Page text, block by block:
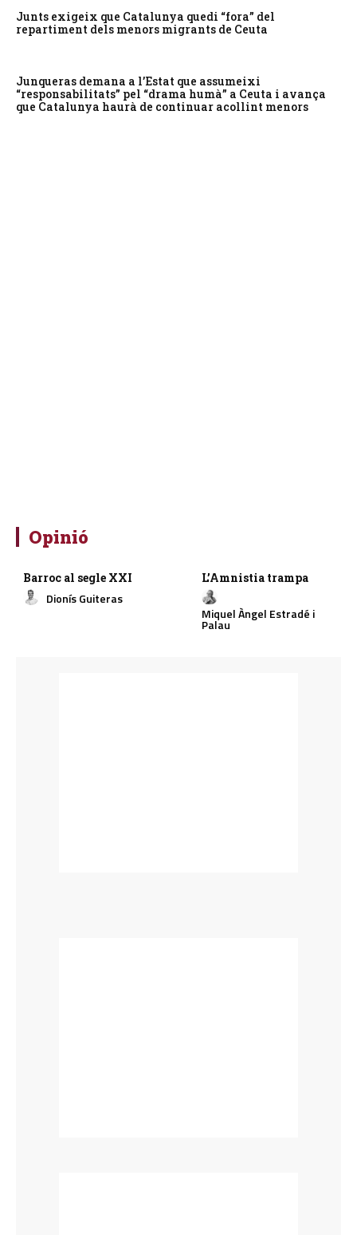
Junts exigeix que Catalunya quedi “fora” del
repartiment dels menors migrants de Ceuta
Junqueras demana a l’Estat que assumeixi
“responsabilitats” pel “drama humà” a Ceuta i avança
que Catalunya haurà de continuar acollint menors
Opinió
Barroc al segle XXI
Dionís Guiteras
L’Amnistia trampa
Miquel Àngel Estradé i
Palau